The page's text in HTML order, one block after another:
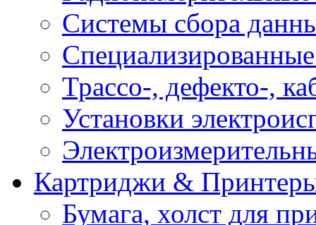
Системы сбора
Трассо-, дефекто-,
Установки
Картриджи &
Бумага, холст для